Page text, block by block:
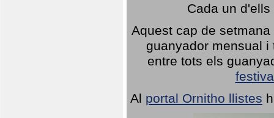
Cada un
Aquest cap de
guanyador mensual
entre tots els
Al portal Ornitho llistes